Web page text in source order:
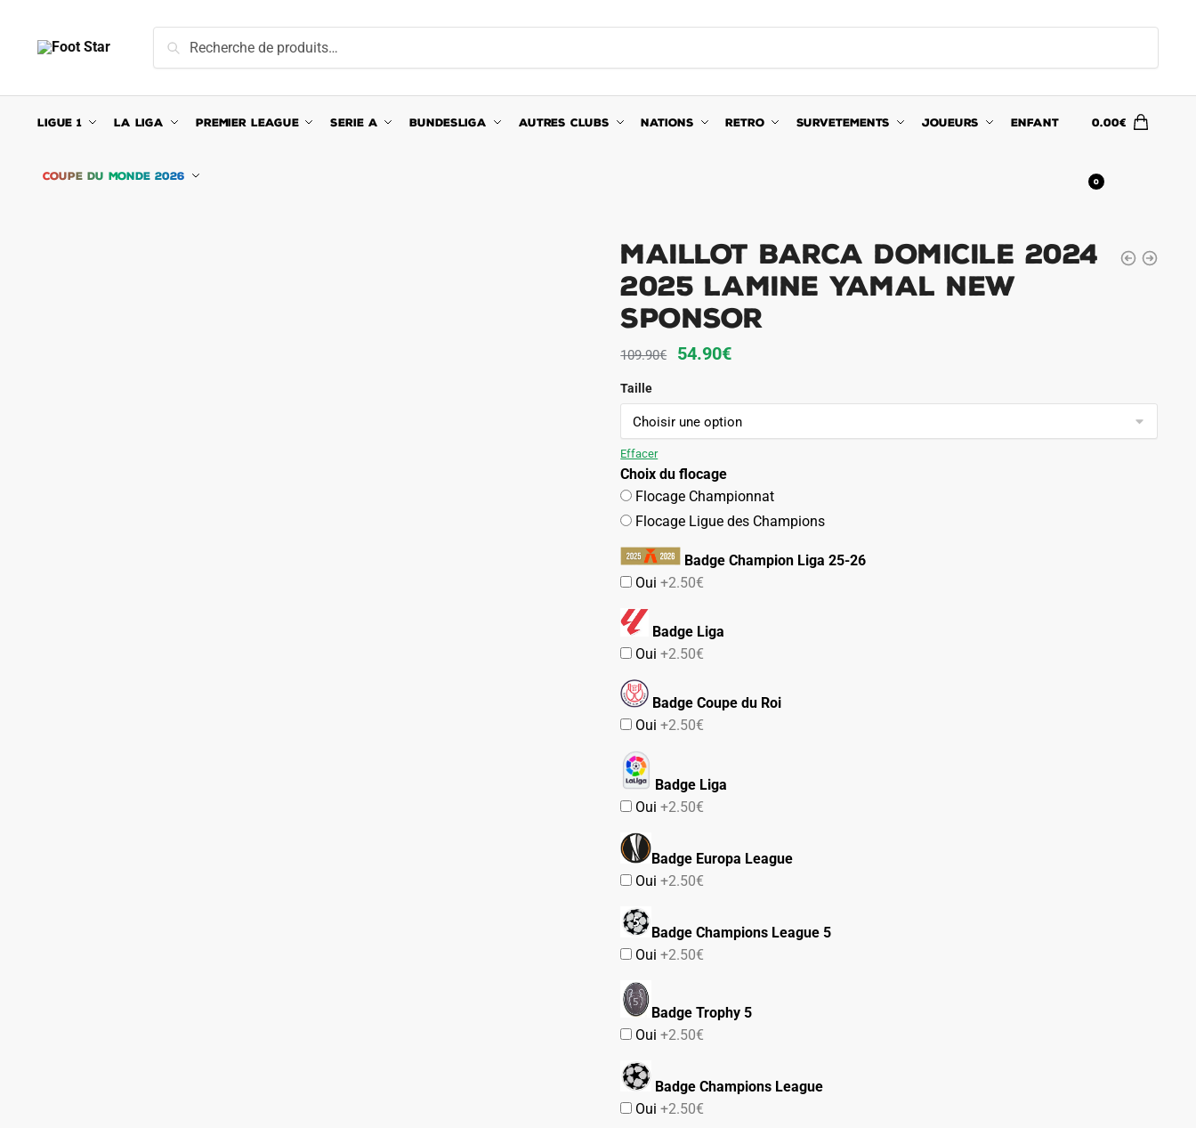
navigation
content
pour :
Recherche
LIGUE 1 LA LIGA PREMIER LEAGUE SERIE A BUNDESLIGA AUTRES CLUBS NATIONS RETRO SURVETEMENTS JOUEURS ENFANT
COUPE DU MONDE 2026
0.00€
0
Maillot Barca Domicile 2024
2025 Lamine Yamal New
Sponsor
109.90€
Le
initial
était :
54.90€Le
actuel
est :
Taille
Effacer
Choix du flocage
Flocage Championnat
Flocage Ligue des Champions
Badge Champion Liga 25-26
Oui+2.50€
Badge Liga
Oui+2.50€
Badge Coupe du Roi
Oui+2.50€
Badge Liga
Oui+2.50€
Badge Europa League
Oui+2.50€
Badge Champions League 5
Oui+2.50€
Badge Trophy 5
Oui+2.50€
Badge Champions League
Oui+2.50€